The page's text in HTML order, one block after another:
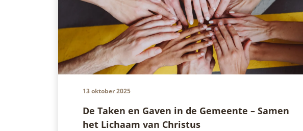
13 oktober 2025
De Taken en Gaven in de Gemeente – Samen
het Lichaam van Christus